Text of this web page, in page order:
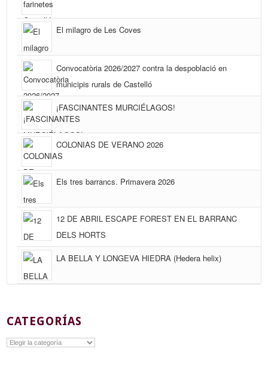
El milagro de Les Coves
Convocatòria 2026/2027 contra la despoblació en
municipis rurals de Castelló
¡FASCINANTES MURCIÉLAGOS!
COLONIAS DE VERANO 2026
Els tres barrancs. Primavera 2026
12 DE ABRIL ESCAPE FOREST EN EL BARRANC
DELS HORTS
LA BELLA Y LONGEVA HIEDRA (Hedera helix)
CATEGORÍAS
Categorías